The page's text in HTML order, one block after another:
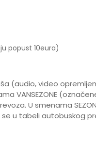
popust 10eura)
(audio, video
VANSEZONE
U smenama
se u tabeli autobuskog